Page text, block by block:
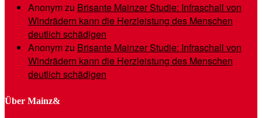
Anonymzu Brisante Mainzer Studie: Infraschall von
Windrädern kann die Herzleistung des Menschen
deutlich schädigen
Anonymzu Brisante Mainzer Studie: Infraschall von
Windrädern kann die Herzleistung des Menschen
deutlich schädigen
Über Mainz&